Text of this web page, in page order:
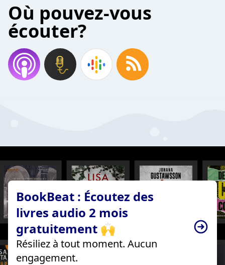
Où pouvez-vous
écouter?
BookBeat : Écoutez des
livres audio 2 mois
gratuitement 🙌
Résiliez à tout moment. Aucun
engagement.